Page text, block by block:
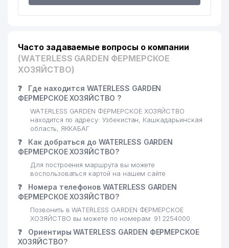
Часто задаваемые вопросы о компании
(WATERLESS GARDEN ФЕРМЕРСКОЕ
ХОЗЯЙСТВО)
❓
Где находится WATERLESS GARDEN
ФЕРМЕРСКОЕ ХОЗЯЙСТВО ?
WATERLESS GARDEN ФЕРМЕРСКОЕ ХОЗЯЙСТВО
находится по адресу: Узбекистан, Кашкадарьинская
область, ЯККАБАГ
❓
Как добраться до WATERLESS GARDEN
ФЕРМЕРСКОЕ ХОЗЯЙСТВО?
Для построения маршрута вы можете
воспользоваться картой на нашем сайте
❓
Номера телефонов WATERLESS GARDEN
ФЕРМЕРСКОЕ ХОЗЯЙСТВО?
Позвонить в WATERLESS GARDEN ФЕРМЕРСКОЕ
ХОЗЯЙСТВО вы можете по номерам: 91 2254000
❓
Ориентиры WATERLESS GARDEN ФЕРМЕРСКОЕ
ХОЗЯЙСТВО?